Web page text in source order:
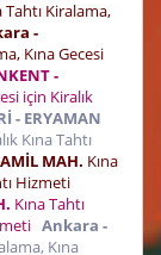
Tahtı Kiralama,
-
Kına Gecesi
-
için Kiralık
- ERYAMAN
Kına Tahtı
MAH. Kına
Hizmeti
Kına Tahtı
Ankara -
Kına